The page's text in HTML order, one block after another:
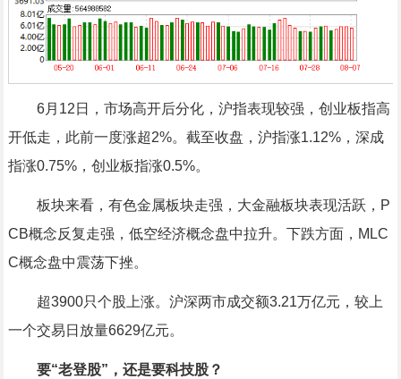
6月12日，市场高开后分化，沪指表现较强，创业板指高
开低走，此前一度涨超2%。截至收盘，沪指涨1.12%，深成
指涨0.75%，创业板指涨0.5%。
板块来看， 有色金属板块走强，大金融板块表现活跃， P
CB概念反复走强， 低空经济概念盘中拉升。下跌方面， MLC
C概念盘中震荡下挫。
超3900只个股上涨。沪深两市成交额3.21万亿元，较上
一个交易日放量6629亿元。
要“老登股”，还是要科技股？